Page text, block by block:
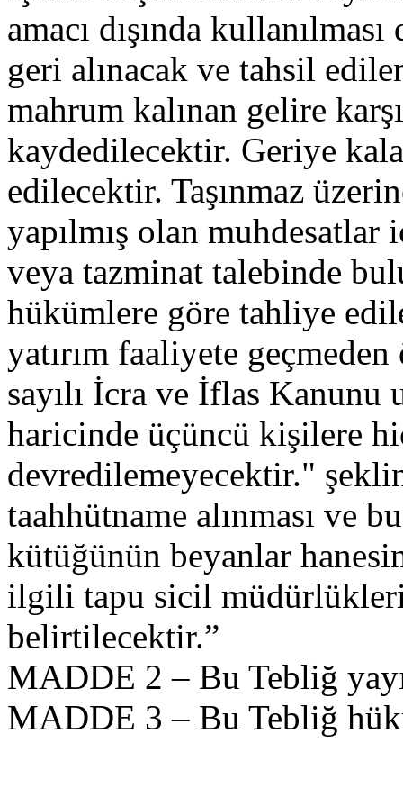
amacı dışında
geri alınacak ve tahsil
mahrum kalınan gelire
kaydedilecektir. Geriye
edilecektir. Taşınmaz
yapılmış olan
veya tazminat talebinde
hükümlere göre tahliye
yatırım faaliyete
sayılı İcra ve İflas Kanunu
haricinde üçüncü kişilere
devredilemeyecektir."
taahhütname alınması ve
kütüğünün beyanlar
ilgili tapu sicil
belirtilecektir.”
MADDE 2 – Bu Tebliğ
MADDE 3 – Bu Tebliğ